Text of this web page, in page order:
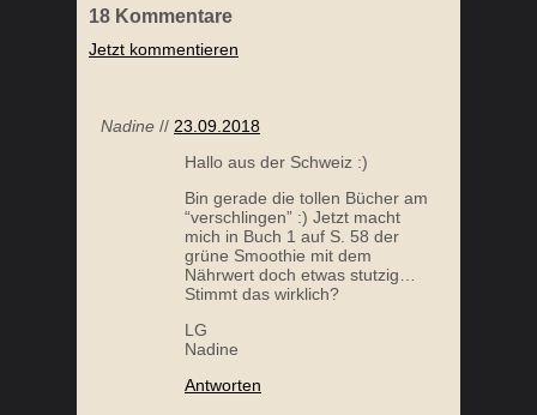
18 Kommentare
Jetzt kommentieren
Nadine // 23.09.2018
Hallo aus der Schweiz :)
Bin gerade die tollen Bücher am
“verschlingen” :) Jetzt macht
mich in Buch 1 auf S. 58 der
grüne Smoothie mit dem
Nährwert doch etwas stutzig…
Stimmt das wirklich?
LG
Nadine
Antworten